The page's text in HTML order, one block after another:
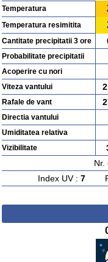
Temperatura
Temperatura resimitita
Cantitate precipitatii 3 ore
Probabilitate precipitatii
Acoperire cu nori
Viteza vantului
Rafale de vant
Directia vantului
Umiditatea relativa
Vizibilitate
Nr.
Index UV : 7